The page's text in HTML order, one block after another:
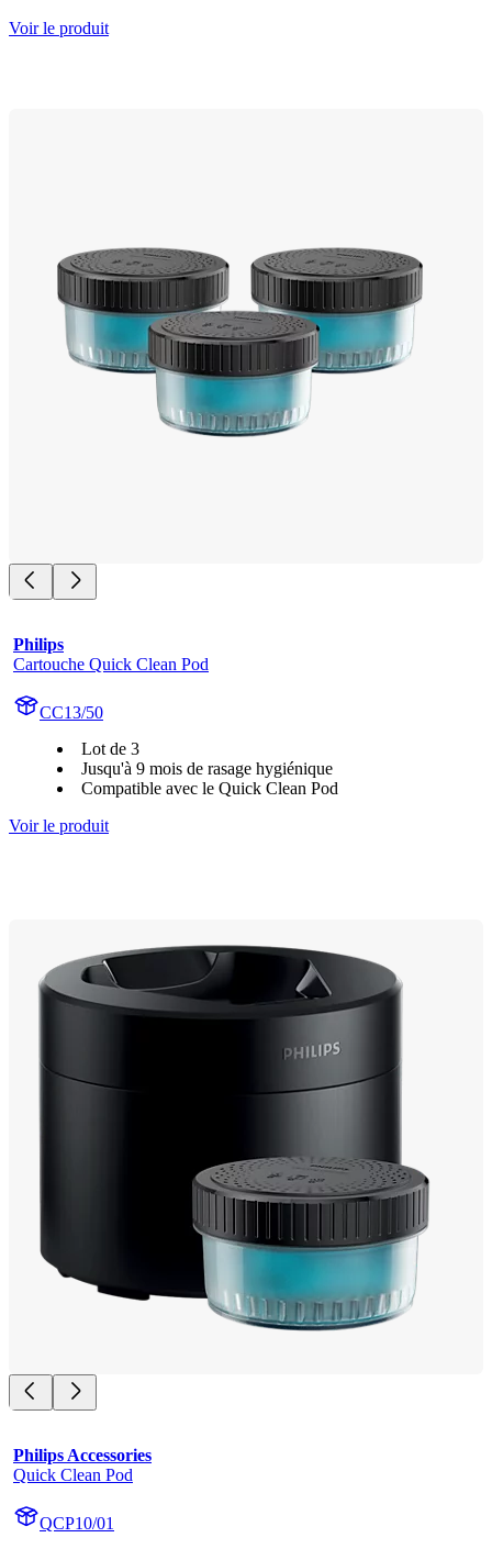
Voir le produit
Philips
Cartouche Quick Clean Pod
CC13/50
Lot de 3
Jusqu'à 9 mois de rasage hygiénique
Compatible avec le Quick Clean Pod
Voir le produit
Philips Accessories
Quick Clean Pod
QCP10/01